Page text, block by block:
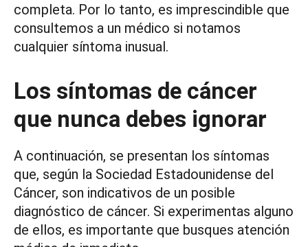
completa. Por lo tanto, es imprescindible que
consultemos a un médico si notamos
cualquier síntoma inusual.
Los síntomas de cáncer
que nunca debes ignorar
A continuación, se presentan los síntomas
que, según la Sociedad Estadounidense del
Cáncer, son indicativos de un posible
diagnóstico de cáncer. Si experimentas alguno
de ellos, es importante que busques atención